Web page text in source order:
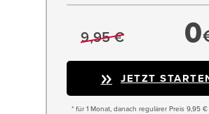
9,95 € 0
JETZT
* für 1 Monat, danach regulärer Preis 9,95 €